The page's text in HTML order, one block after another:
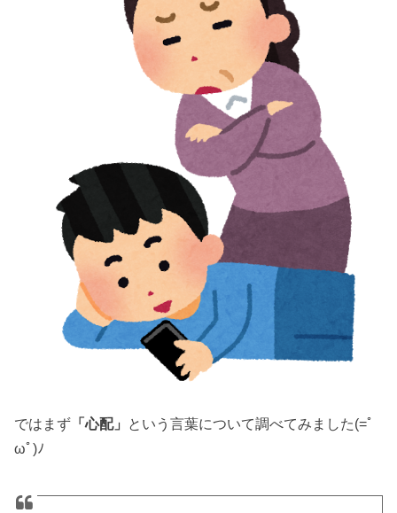
ではまず 「心配」 という言葉について調べてみました(=ﾟ
ωﾟ)ﾉ